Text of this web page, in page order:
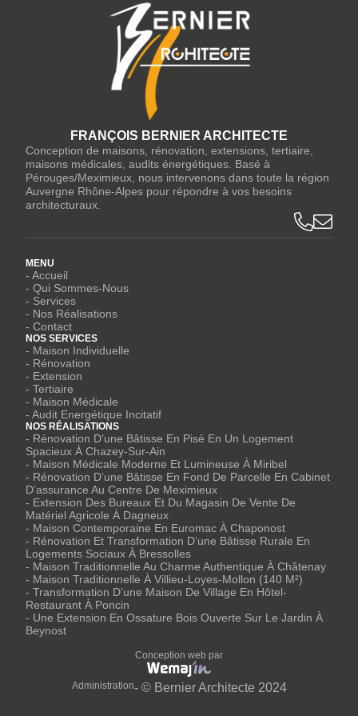
FRANÇOIS BERNIER ARCHITECTE
Conception de maisons, rénovation, extensions, tertiaire,
maisons médicales, audits énergétiques. Basé à
Pérouges/Meximieux, nous intervenons dans toute la région
Auvergne Rhône-Alpes pour répondre à vos besoins
architecturaux.
MENU
- Accueil
- Qui Sommes-Nous
- Services
- Nos Réalisations
- Contact
NOS SERVICES
- Maison Individuelle
- Rénovation
- Extension
- Tertiaire
- Maison Médicale
- Audit Energétique Incitatif
NOS RÉALISATIONS
- Rénovation D’une Bâtisse En Pisé En Un Logement
Spacieux À Chazey-Sur-Ain
- Maison Médicale Moderne Et Lumineuse À Miribel
- Rénovation D’une Bâtisse En Fond De Parcelle En Cabinet
D’assurance Au Centre De Meximieux
- Extension Des Bureaux Et Du Magasin De Vente De
Matériel Agricole À Dagneux
- Maison Contemporaine En Euromac À Chaponost
- Rénovation Et Transformation D’une Bâtisse Rurale En
Logements Sociaux À Bressolles
- Maison Traditionnelle Au Charme Authentique À Châtenay
- Maison Traditionnelle À Villieu-Loyes-Mollon (140 M²)
- Transformation D’une Maison De Village En Hôtel-
Restaurant À Poncin
- Une Extension En Ossature Bois Ouverte Sur Le Jardin À
Beynost
Conception web par
Administration- © Bernier Architecte 2024